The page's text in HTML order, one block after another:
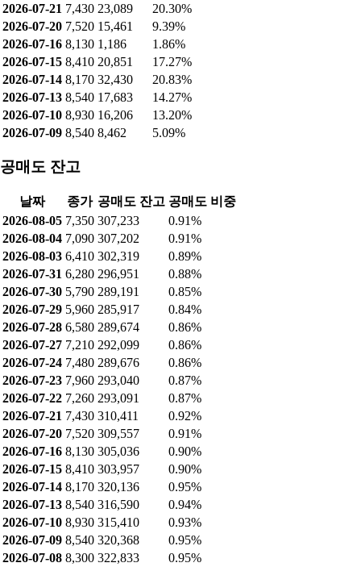
2026-07-21 7,430 23,089
20.30%
2026-07-20 7,520 15,461
9.39%
2026-07-16 8,130 1,186
1.86%
2026-07-15 8,410 20,851
17.27%
2026-07-14 8,170 32,430
20.83%
2026-07-13 8,540 17,683
14.27%
2026-07-10 8,930 16,206
13.20%
2026-07-09 8,540 8,462 5.09%
공매도 잔고
날짜 종가 공매도 잔고 공매도 비중
2026-08-05 7,350 307,233
0.91%
2026-08-04 7,090 307,202
0.91%
2026-08-03 6,410 302,319
0.89%
2026-07-31 6,280 296,951
0.88%
2026-07-30 5,790 289,191
0.85%
2026-07-29 5,960 285,917
0.84%
2026-07-28 6,580 289,674
0.86%
2026-07-27 7,210 292,099
0.86%
2026-07-24 7,480 289,676
0.86%
2026-07-23 7,960 293,040
0.87%
2026-07-22 7,260 293,091
0.87%
2026-07-21 7,430 310,411
0.92%
2026-07-20 7,520 309,557
0.91%
2026-07-16 8,130 305,036
0.90%
2026-07-15 8,410 303,957
0.90%
2026-07-14 8,170 320,136
0.95%
2026-07-13 8,540 316,590
0.94%
2026-07-10 8,930 315,410
0.93%
2026-07-09 8,540 320,368
0.95%
2026-07-08 8,300 322,833
0.95%